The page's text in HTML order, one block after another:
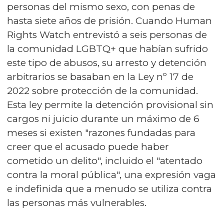
personas del mismo sexo, con penas de
hasta siete años de prisión. Cuando Human
Rights Watch entrevistó a seis personas de
la comunidad LGBTQ+ que habían sufrido
este tipo de abusos, su arresto y detención
arbitrarios se basaban en la Ley nº 17 de
2022 sobre protección de la comunidad.
Esta ley permite la detención provisional sin
cargos ni juicio durante un máximo de 6
meses si existen "razones fundadas para
creer que el acusado puede haber
cometido un delito", incluido el "atentado
contra la moral pública", una expresión vaga
e indefinida que a menudo se utiliza contra
las personas más vulnerables.